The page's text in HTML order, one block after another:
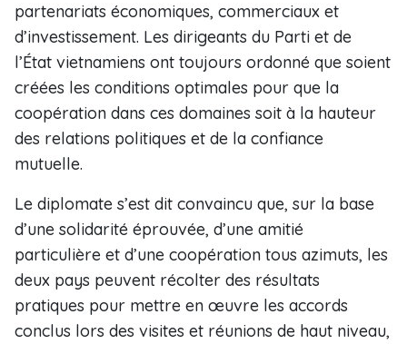
partenariats économiques, commerciaux et
d’investissement. Les dirigeants du Parti et de
l’État vietnamiens ont toujours ordonné que soient
créées les conditions optimales pour que la
coopération dans ces domaines soit à la hauteur
des relations politiques et de la confiance
mutuelle.
Le diplomate s’est dit convaincu que, sur la base
d’une solidarité éprouvée, d’une amitié
particulière et d’une coopération tous azimuts, les
deux pays peuvent récolter des résultats
pratiques pour mettre en œuvre les accords
conclus lors des visites et réunions de haut niveau,